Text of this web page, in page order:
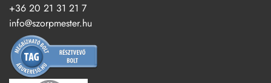
+36 20 21 31 21 7
info@szorpmester.hu